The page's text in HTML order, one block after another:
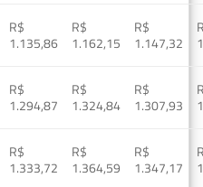
R$
1.135,86
R$
1.162,15
R$
1.147,32
R$
1.294,87
R$
1.324,84
R$
1.307,93
R$
1.333,72
R$
1.364,59
R$
1.347,17